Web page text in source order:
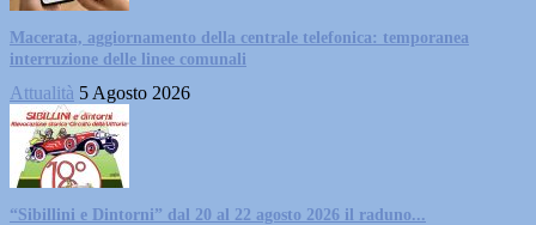
Macerata, aggiornamento della centrale telefonica: temporanea
interruzione delle linee comunali
Attualità 5 Agosto 2026
“Sibillini e Dintorni” dal 20 al 22 agosto 2026 il raduno...